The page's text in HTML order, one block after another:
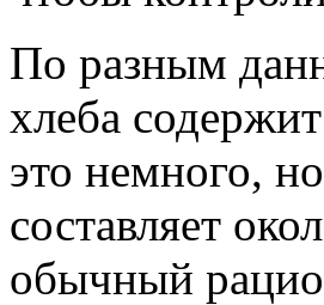
По разным
хлеба
это немного,
составляет
обычный